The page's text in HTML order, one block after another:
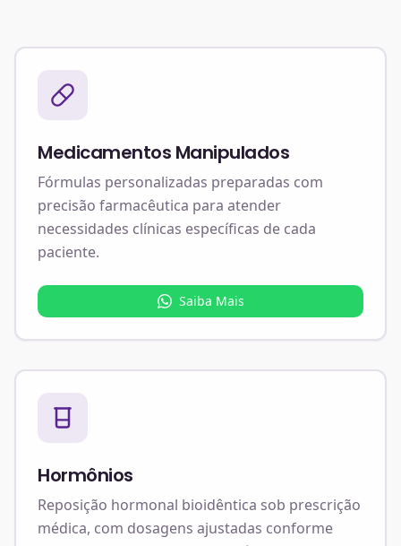
Medicamentos Manipulados
Fórmulas personalizadas preparadas com
precisão farmacêutica para atender
necessidades clínicas específicas de cada
paciente.
Saiba Mais
Hormônios
Reposição hormonal bioidêntica sob prescrição
médica, com dosagens ajustadas conforme